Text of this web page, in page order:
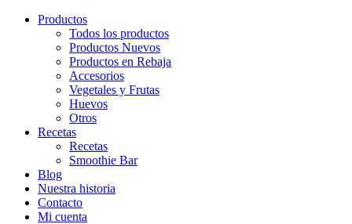
Productos
Todos los productos
Productos Nuevos
Productos en Rebaja
Accesorios
Vegetales y Frutas
Huevos
Otros
Recetas
Recetas
Smoothie Bar
Blog
Nuestra historia
Contacto
Mi cuenta